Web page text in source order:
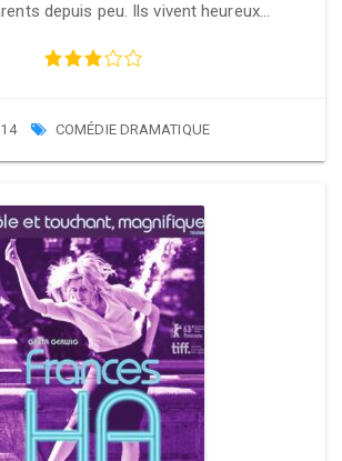
depuis peu. Ils vivent heureux…
COMÉDIE DRAMATIQUE